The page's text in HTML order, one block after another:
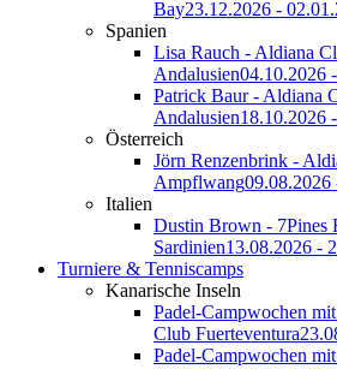
Bay23.12.2026 -
Spanien
Lisa Rauch - Aldiana
Andalusien04.10.2026
Patrick Baur - Aldiana
Andalusien18.10.2026
Österreich
Jörn Renzenbrink -
Ampflwang09.08.2026
Italien
Dustin Brown - 7Pines
Sardinien13.08.2026 -
Turniere & Tenniscamps
Kanarische Inseln
Padel-Campwochen
Club Fuerteventura
Padel-Campwochen